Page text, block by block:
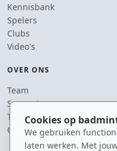
Cookies op
We gebruiken
laten werken. Met
Kennisbank
Spelers
Clubs
Video's
OVER ONS
Team
Supporters
Tip de redactie
Contact